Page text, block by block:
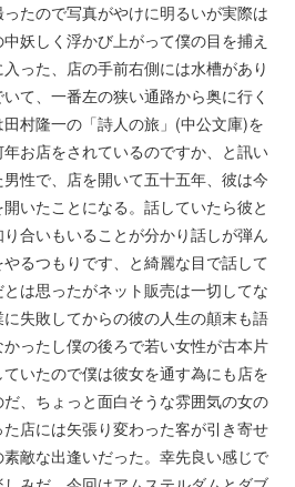
たので写真がやけに明るいが実際は
妖しく浮かび上がって僕の目を捕え
った、店の手前右側には水槽があり
て、一番左の狭い通路から奥に行く
村隆一の「詩人の旅」(中公文庫)を
お店をされているのですか、と訊い
性で、店を開いて五十五年、彼は今
いたことになる。話していたら彼と
合いもいることが分かり話しが弾ん
るつもりです、と綺麗な目で話して
は思ったがネット販売は一切してな
失敗してからの彼の人生の顛末も語
ったし僕の後ろで若い女性が古本片
いたので僕は彼女を通す為にも店を
、ちょっと面白そうな雰囲気の女の
店には矢張り変わった客が引き寄せ
敵な出逢いだった。幸先良い感じで